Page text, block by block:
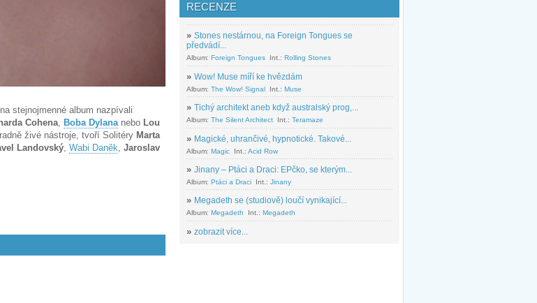
stejnojmenné album nazpívali
Cohena Boba Dylana nebo Lou
živé nástroje, tvoří Solitéry Marta
Landovský Wabi Daněk Jaroslav
RECENZE
» Stones nestárnou, na Foreign Tongues se
předvádí...
Album: Foreign Tongues Int.: Rolling Stones
» Wow! Muse míří ke hvězdám
Album: The Wow! Signal Int.: Muse
» Tichý architekt aneb když australský prog,...
Album: The Silent Architect Int.: Teramaze
» Magické, uhrančivé, hypnotické. Takové...
Album: Magic Int.: Acid Row
» Jinany – Ptáci a Draci: EPčko, se kterým...
Album: Ptáci a Draci Int.: Jinany
» Megadeth se (studiově) loučí vynikající...
Album: Megadeth Int.: Megadeth
» zobrazit více...